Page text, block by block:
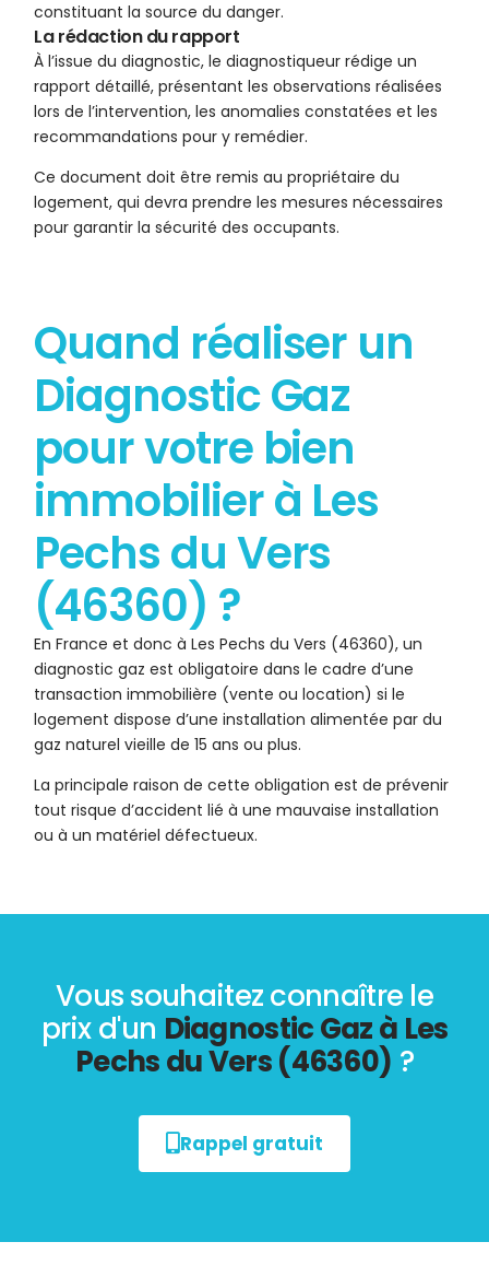
constituant la source du danger.
La rédaction du rapport
À l’issue du diagnostic, le diagnostiqueur rédige un
rapport détaillé, présentant les observations réalisées
lors de l’intervention, les anomalies constatées et les
recommandations pour y remédier.
Ce document doit être remis au propriétaire du
logement, qui devra prendre les mesures nécessaires
pour garantir la sécurité des occupants.
Quand réaliser un
Diagnostic Gaz
pour votre bien
immobilier à Les
Pechs du Vers
(46360) ?
En France et donc à Les Pechs du Vers (46360), un
diagnostic gaz est obligatoire dans le cadre d’une
transaction immobilière (vente ou location) si le
logement dispose d’une installation alimentée par du
gaz naturel vieille de 15 ans ou plus.
La principale raison de cette obligation est de prévenir
tout risque d’accident lié à une mauvaise installation
ou à un matériel défectueux.
Vous souhaitez connaître le
prix d'un Diagnostic Gaz à Les
Pechs du Vers (46360) ?
Rappel gratuit